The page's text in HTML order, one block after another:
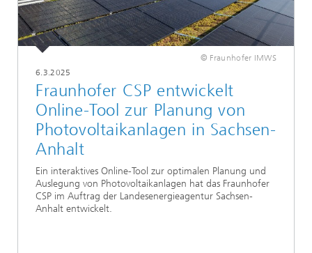
© Fraunhofer IMWS
6.3.2025
Fraunhofer CSP entwickelt
Online-Tool zur Planung von
Photovoltaikanlagen in Sachsen-
Anhalt
Ein interaktives Online-Tool zur optimalen Planung und
Auslegung von Photovoltaikanlagen hat das Fraunhofer
CSP im Auftrag der Landesenergieagentur Sachsen-
Anhalt entwickelt.